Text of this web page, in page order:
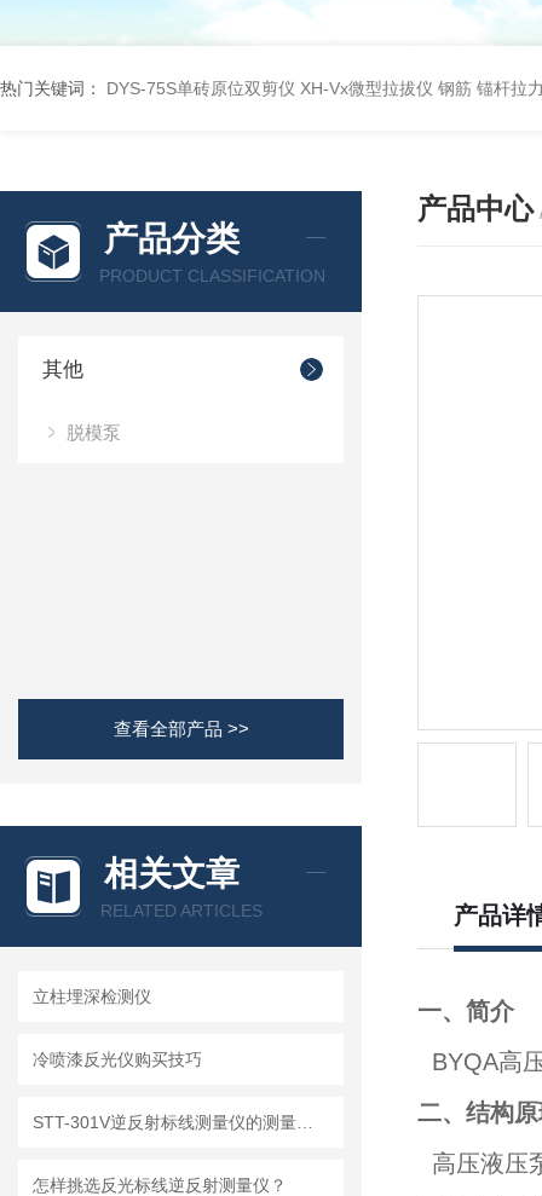
热门关键词： DYS-75S单砖原位双剪仪 XH-Vx微型拉拔仪 钢筋 锚杆拉
产品分类
PRODUCT CLASSIFICATION
其他
脱模泵
查看全部产品 >>
相关文章
RELATED ARTICLES
立柱埋深检测仪
冷喷漆反光仪购买技巧
怎样挑选反光标线逆反射测量仪？
产品中心
产品详
一、简介
BYQA高
二、结构
高压液压